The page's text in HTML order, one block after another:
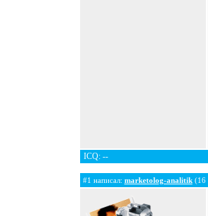
ICQ: --
#1 написал: marketolog-analitik(16